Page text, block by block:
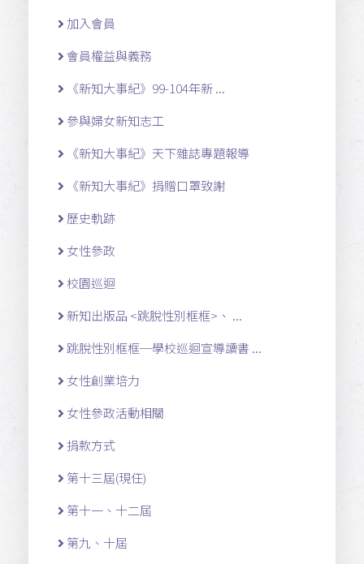
加入會員
會員權益與義務
《新知大事紀》99-104年新 ...
參與婦女新知志工
《新知大事紀》天下雜誌專題報導
《新知大事紀》捐贈口罩致謝
歷史軌跡
女性參政
校園巡迴
新知出版品 <跳脫性別框框>、 ...
跳脫性別框框─學校巡迴宣導讀書 ...
女性創業培力
女性參政活動相關
捐款方式
第十三屆(現任)
第十一 、十二 屆
第九、十屆